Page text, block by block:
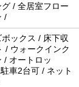
/ 全居室フロー
/
ックス / 床下収
/ ウォークインク
/ オートロッ
車2台可 / ネット